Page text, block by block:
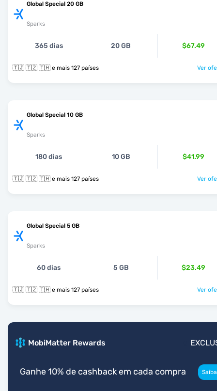
Global Special 20 GB
Sparks
365 dias 20 GB $67.49
🇹🇯 🇹🇿 🇹🇭 e mais 127 países Ver
Global Special 10 GB
Sparks
180 dias 10 GB $41.99
🇹🇯 🇹🇿 🇹🇭 e mais 127 países Ver
Global Special 5 GB
Sparks
60 dias 5 GB $23.49
🇹🇯 🇹🇿 🇹🇭 e mais 127 países Ver
MobiMatter Rewards
Ganhe 10% de cashback em cada compra